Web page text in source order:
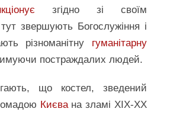
згідно зі своїм
звершують Богослужіння і
різноманітну гуманітарну
постраждалих людей.
що костел, зведений
Києвана зламі XIX-ХХ